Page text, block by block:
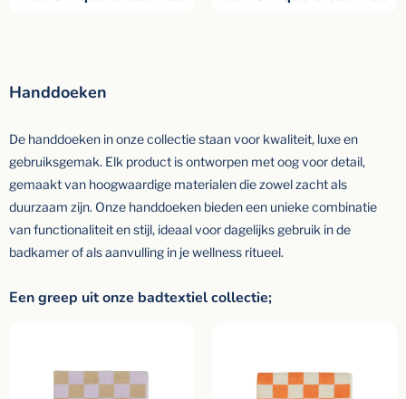
Handdoeken
De handdoeken in onze collectie staan voor kwaliteit, luxe en
gebruiksgemak. Elk product is ontworpen met oog voor detail,
gemaakt van hoogwaardige materialen die zowel zacht als
duurzaam zijn. Onze handdoeken bieden een unieke combinatie
van functionaliteit en stijl, ideaal voor dagelijks gebruik in de
badkamer of als aanvulling in je wellness ritueel.
Een greep uit onze badtextiel collectie;